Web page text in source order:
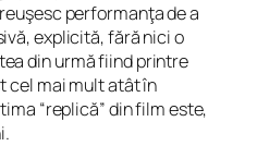
performanţa de a
explicită, fără nici o
din urmă fiind printre
cel mai mult atât în
“replică” din film este,
.